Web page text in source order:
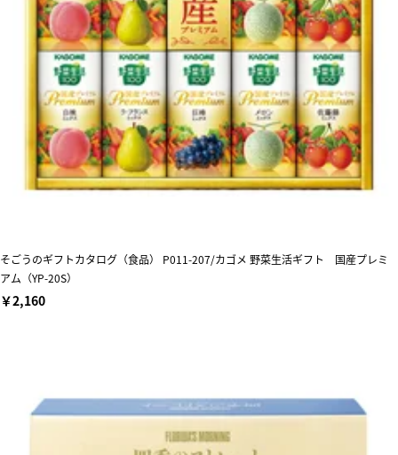
そごうのギフトカタログ（食品） P011-207/カゴメ 野菜生活ギフト 国産プレミ
アム（YP-20S）
￥2,160